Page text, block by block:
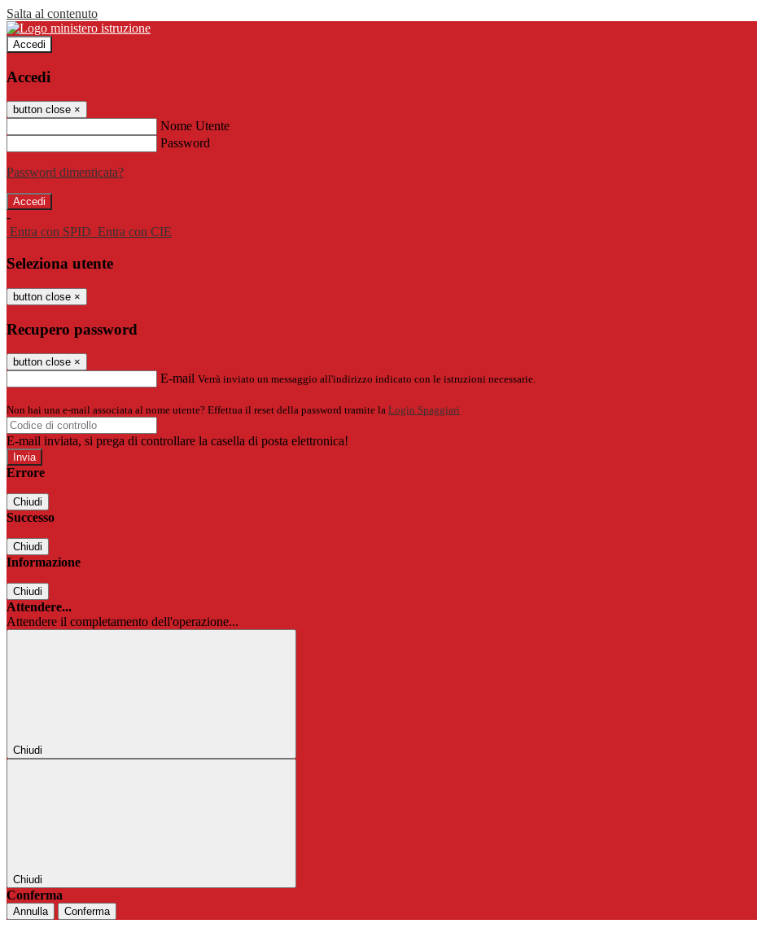
Salta al contenuto
Accedi
Accedi
button close ×
Nome Utente
Password
Password dimenticata?
-
Entra con SPID Entra con CIE
Seleziona utente
button close ×
Recupero password
button close ×
E-mail Verrà inviato un messaggio all'indirizzo indicato con le istruzioni necessarie.
Non hai una e-mail associata al nome utente? Effettua il reset della password tramite la Login Spaggiari
E-mail inviata, si prega di controllare la casella di posta elettronica!
Errore
Chiudi
Successo
Chiudi
Informazione
Chiudi
Attendere...
Attendere il completamento dell'operazione...
Chiudi
Chiudi
Conferma
Annulla Conferma